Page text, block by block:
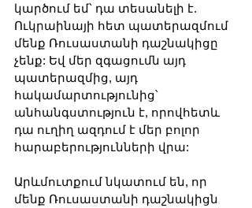
կարծում եմ՝ դա տեսանելի է.
Ուկրաինայի հետ պատերազմում
մենք Ռուսաստանի դաշնակիցը
չենք: Եվ մեր զգացումն այդ
պատերազմից, այդ
հակամարտությունից՝
անհանգստություն է, որովհետև
դա ուղիղ ազդում է մեր բոլոր
հարաբերությունների վրա:
Արևմուտքում նկատում են, որ
մենք Ռուսաստանի դաշնակիցն